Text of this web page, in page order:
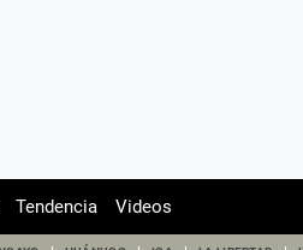
Tendencia Videos